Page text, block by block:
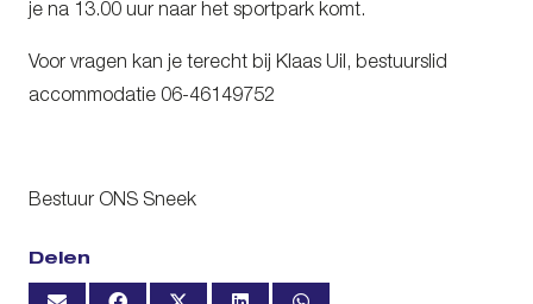
je na 13.00 uur naar het sportpark komt.
Voor vragen kan je terecht bij Klaas Uil, bestuurslid
accommodatie 06-46149752
Bestuur ONS Sneek
Delen